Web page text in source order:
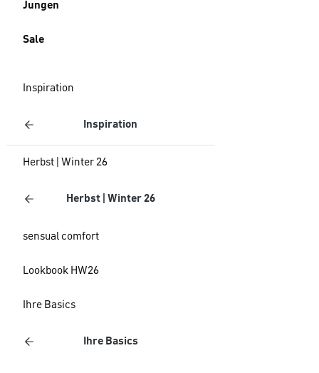
Jungen
Sale
Inspiration
Inspiration
Herbst | Winter 26
Herbst | Winter 26
sensual comfort
Lookbook HW26
Ihre Basics
Ihre Basics